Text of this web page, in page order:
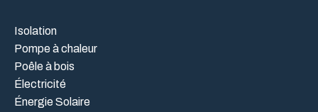
Isolation
Pompe à chaleur
Poêle à bois
Électricité
Énergie Solaire